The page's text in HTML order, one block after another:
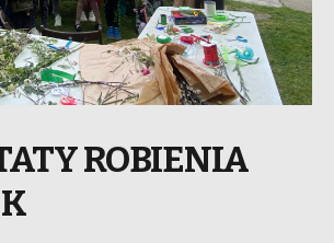
ROBIENIA